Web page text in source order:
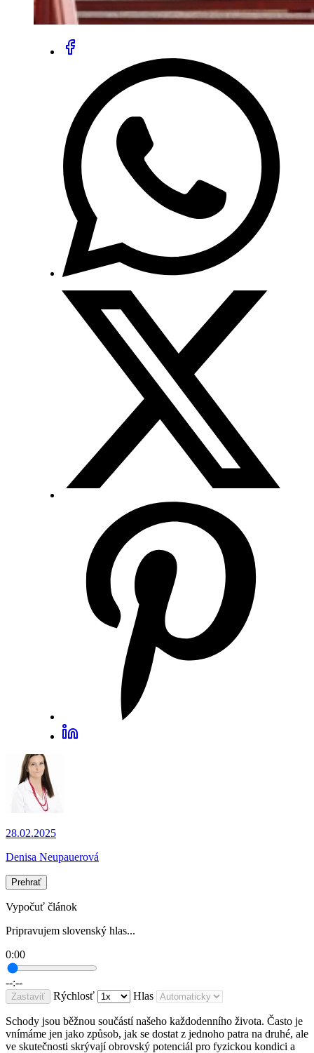
28.02.2025
Denisa Neupauerová
Prehrať
Vypočuť článok
Pripravujem slovenský hlas...
0:00
--:--
Zastaviť Rýchlosť Hlas
Schody jsou běžnou součástí našeho každodenního života. Často je
vnímáme jen jako způsob, jak se dostat z jednoho patra na druhé, ale
ve skutečnosti skrývají obrovský potenciál pro fyzickou kondici a